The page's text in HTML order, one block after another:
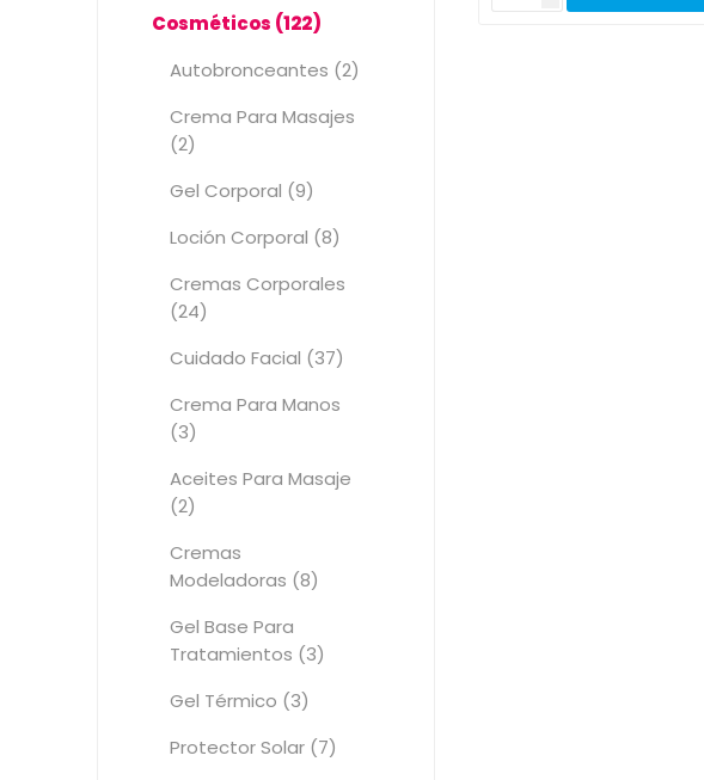
Cosméticos (122)
Autobronceantes (2)
Crema Para Masajes
(2)
Gel Corporal (9)
Loción Corporal (8)
Cremas Corporales
(24)
Cuidado Facial (37)
Crema Para Manos
(3)
Aceites Para Masaje
(2)
Cremas
Modeladoras (8)
Gel Base Para
Tratamientos (3)
Gel Térmico (3)
Protector Solar (7)